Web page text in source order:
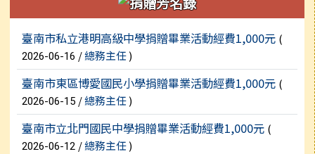
新聞列表
臺南市私立港明高級中學捐贈畢業活動經費1,000元 (
2026-06-16 /總務主任)
臺南市東區博愛國民小學捐贈畢業活動經費1,000元 (
2026-06-15 /總務主任)
臺南市立北門國民中學捐贈畢業活動經費1,000元 (
2026-06-12 /總務主任)